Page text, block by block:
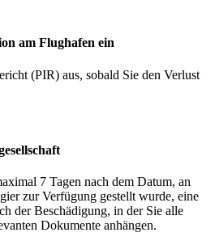
am Flughafen ein
(PIR) aus, sobald Sie den Verlust
7 Tagen nach dem Datum, an
zur Verfügung gestellt wurde, eine
der Beschädigung, in der Sie alle
Dokumente anhängen.